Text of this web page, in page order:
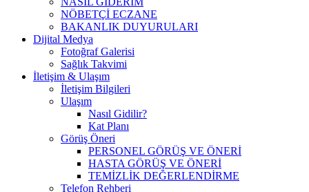
NÖBETÇİ ECZANE
BAKANLIK DUYURULARI
Dijital Medya
Fotoğraf Galerisi
Sağlık Takvimi
İletişim & Ulaşım
İletişim Bilgileri
Ulaşım
Nasıl Gidilir?
Kat Planı
Görüş Öneri
PERSONEL GÖRÜŞ VE ÖNERİ
HASTA GÖRÜŞ VE ÖNERİ
TEMİZLİK DEĞERLENDİRME
Telefon Rehberi